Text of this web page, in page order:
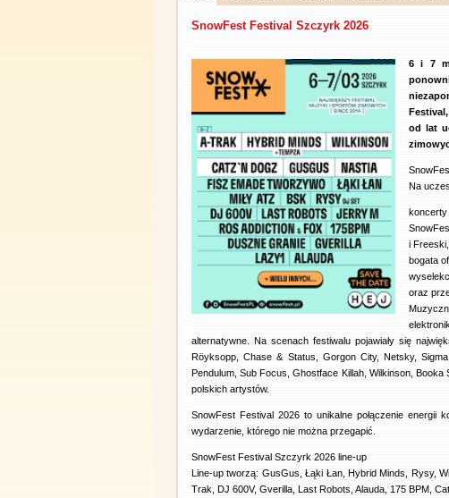
SnowFest Festival Szczyrk 2026
6 i 7
od lat
Na
koncerty
i
bogata
oraz
alternatywne. Na scenach festiwalu pojawiały się
Röyksopp, Chase & Status, Gorgon City, Netsky,
Pendulum, Sub Focus, Ghostface Killah, Wilkinson,
polskich artystów.
SnowFest Festival 2026 to unikalne połączenie energii
wydarzenie, którego nie można przegapić.
SnowFest Festival Szczyrk 2026 line-up
Line-up tworzą: GusGus, Łąki Łan, Hybrid Minds, Rysy,
Trak, DJ 600V, Gverilla, Last Robots, Alauda, 175 BPM,